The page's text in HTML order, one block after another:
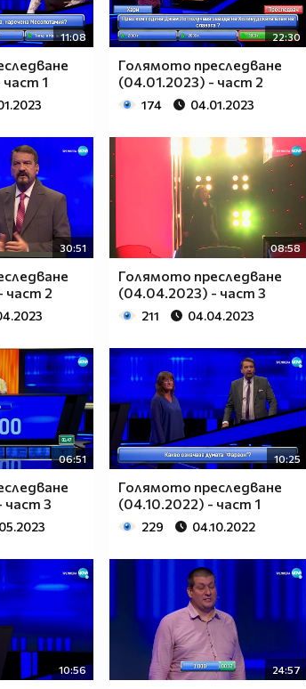
11:08
1
22:30
Голямото преследване
(04.01.2023) - част 2
174 04.01.2023
30:51
част 2
08:58
Голямото преследване
(04.04.2023) - част 3
211 04.04.2023
06:51
част 3
10:25
Голямото преследване
(04.10.2022) - част 1
229 04.10.2022
10:56 24:57